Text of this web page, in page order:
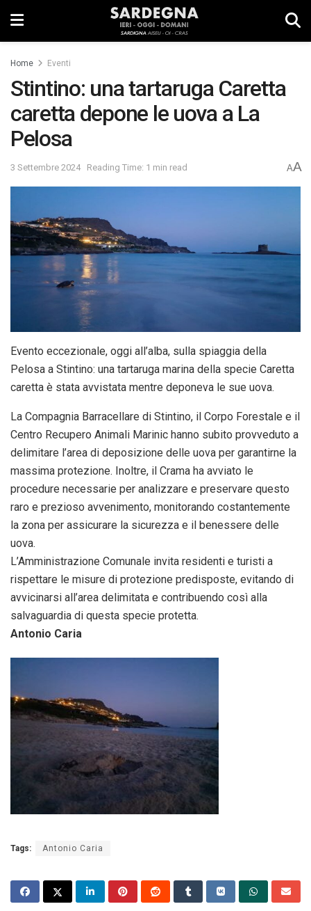
Home Eventi
Stintino: una tartaruga Caretta
caretta depone le uova a La
Pelosa
3 Settembre 2024 Reading Time: 1 min read AA
Evento eccezionale, oggi all’alba, sulla spiaggia della
Pelosa a Stintino: una tartaruga marina della specie Caretta
caretta è stata avvistata mentre deponeva le sue uova.
La Compagnia Barracellare di Stintino, il Corpo Forestale e il
Centro Recupero Animali Marinic hanno subito provveduto a
delimitare l’area di deposizione delle uova per garantirne la
massima protezione. Inoltre, il Crama ha avviato le
procedure necessarie per analizzare e preservare questo
raro e prezioso avvenimento, monitorando costantemente
la zona per assicurare la sicurezza e il benessere delle
uova.
L’Amministrazione Comunale invita residenti e turisti a
rispettare le misure di protezione predisposte, evitando di
avvicinarsi all’area delimitata e contribuendo così alla
salvaguardia di questa specie protetta.
Antonio Caria
Tags: Antonio Caria